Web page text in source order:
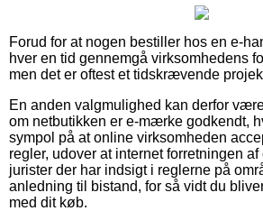
Forud for at nogen bestiller hos en e-
hver en tid gennemgå virksomhedens
men det er oftest et tidskrævende
En anden valgmulighed kan derfor
om netbutikken er e-mærke godkendt,
sympol på at online virksomheden
regler, udover at internet forretningen
jurister der har indsigt i reglerne på
anledning til bistand, for så vidt du
med dit køb.